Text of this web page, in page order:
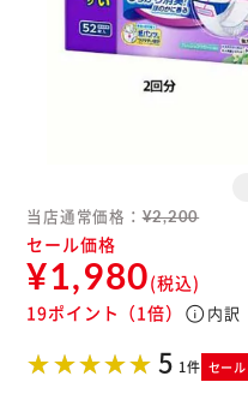
当店通常価格：¥2,200
セール価格
¥1,980(税込)
19ポイント （1倍） info内訳
5 1件 セール